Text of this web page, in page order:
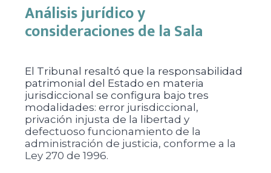
Análisis jurídico y
consideraciones de la Sala
El Tribunal resaltó que la responsabilidad
patrimonial del Estado en materia
jurisdiccional se configura bajo tres
modalidades: error jurisdiccional,
privación injusta de la libertad y
defectuoso funcionamiento de la
administración de justicia, conforme a la
Ley 270 de 1996.